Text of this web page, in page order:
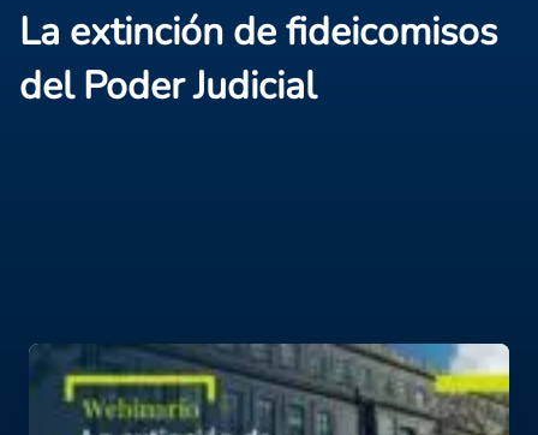
La extinción de fideicomisos
del Poder Judicial